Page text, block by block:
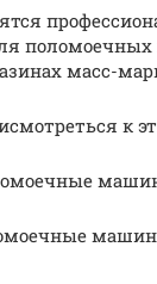
масс-
к